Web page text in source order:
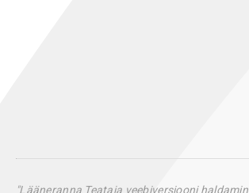
"Lääneranna Teataja veebiversiooni